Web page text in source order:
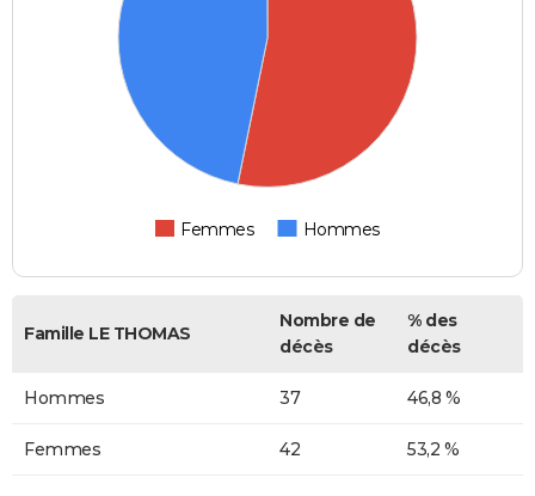
Femmes Hommes
Famille LE THOMAS
Nombre de
décès
% des
décès
Hommes 37 46,8 %
Femmes 42 53,2 %